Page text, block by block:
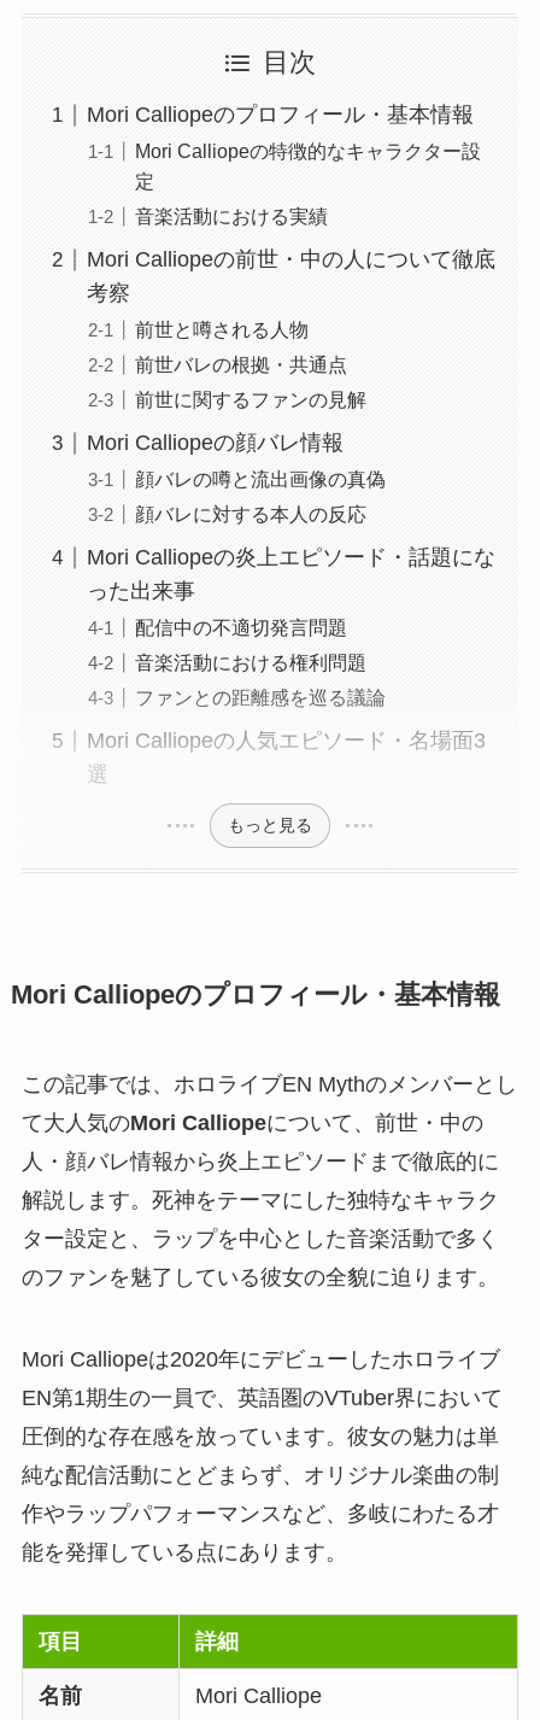
目次
Mori Calliopeのプロフィール・基本情報
Mori Calliopeの特徴的なキャラクター設
定
音楽活動における実績
Mori Calliopeの前世・中の人について徹底
考察
前世と噂される人物
前世バレの根拠・共通点
前世に関するファンの見解
Mori Calliopeの顔バレ情報
顔バレの噂と流出画像の真偽
顔バレに対する本人の反応
Mori Calliopeの炎上エピソード・話題にな
った出来事
配信中の不適切発言問題
音楽活動における権利問題
ファンとの距離感を巡る議論
Mori Calliopeの人気エピソード・名場面3
選
もっと見る
Mori Calliopeのプロフィール・基本情報
この記事では、ホロライブEN Mythのメンバーとし
て大人気のMori Calliopeについて、前世・中の
人・顔バレ情報から炎上エピソードまで徹底的に
解説します。死神をテーマにした独特なキャラク
ター設定と、ラップを中心とした音楽活動で多く
のファンを魅了している彼女の全貌に迫ります。
Mori Calliopeは2020年にデビューしたホロライブ
EN第1期生の一員で、英語圏のVTuber界において
圧倒的な存在感を放っています。彼女の魅力は単
純な配信活動にとどまらず、オリジナル楽曲の制
作やラップパフォーマンスなど、多岐にわたる才
能を発揮している点にあります。
項目 詳細
名前 Mori Calliope